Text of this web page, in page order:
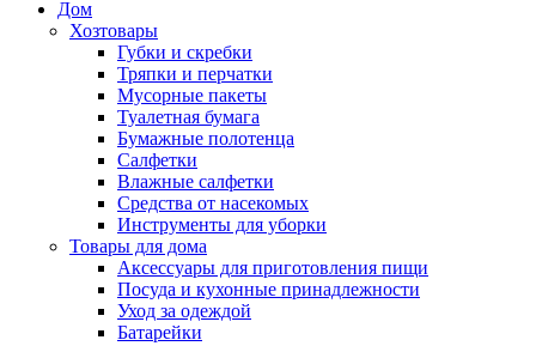
Дом
Хозтовары
Губки и скребки
Тряпки и перчатки
Мусорные пакеты
Туалетная бумага
Бумажные полотенца
Салфетки
Влажные салфетки
Средства от насекомых
Инструменты для уборки
Товары для дома
Аксессуары для приготовления пищи
Посуда и кухонные принадлежности
Уход за одеждой
Батарейки